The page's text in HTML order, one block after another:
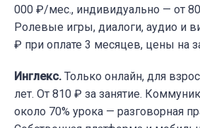
000 ₽/мес., индивидуально — от
Ролевые игры, диалоги, аудио и
₽ при оплате 3 месяцев, цены на
Инглекс. Только онлайн, для
лет. От 810 ₽ за занятие.
около 70% урока — разговорная